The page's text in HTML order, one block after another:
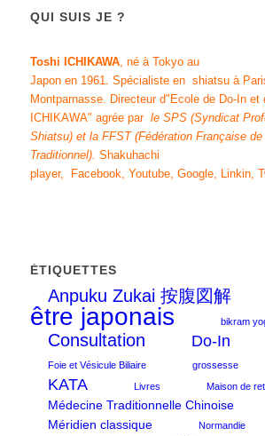
QUI SUIS JE ?
Toshi ICHIKAWA, né à Tokyo au
Japon en 1961. Spécialiste en shiatsuà
Montparnasse. Directeur d" Ecole de Do-In et
ICHIKAWA" agrée par le SPS (Syndicat
Shiatsu)et la FFST (Fédération Française
Traditionnel). Shakuhachi
player, Facebook, Youtube, Google, Linkin,
ÉTIQUETTES
Anpuku Zukai 按腹図解
être japonais
bikram
Consultation Do-In
Foie et Vésicule Biliaire grossesse
KATA Livres Maison de
Médecine Traditionnelle Chinoise
Méridien classique Normandie